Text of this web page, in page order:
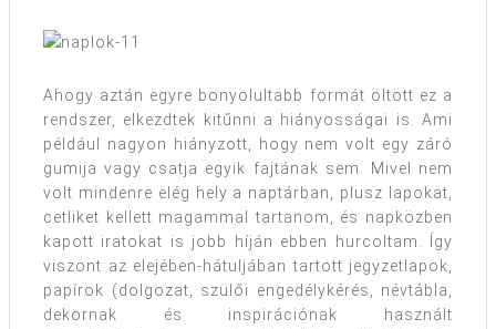
Ahogy aztán egyre bonyolultabb formát öltött ez a
rendszer, elkezdtek kitűnni a hiányosságai is. Ami
például nagyon hiányzott, hogy nem volt egy záró
gumija vagy csatja egyik fajtának sem. Mivel nem
volt mindenre elég hely a naptárban, plusz lapokat,
cetliket kellett magammal tartanom, és napközben
kapott iratokat is jobb híján ebben hurcoltam. Így
viszont az elejében-hátuljában tartott jegyzetlapok,
papírok (dolgozat, szülői engedélykérés, névtábla,
dekornak és inspirációnak használt